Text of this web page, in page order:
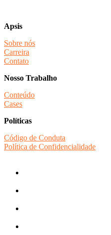
Apsis
Sobre nós
Carreira
Contato
Nosso Trabalho
Conteúdo
Cases
Políticas
Código de Conduta
Política de Confidencialidade